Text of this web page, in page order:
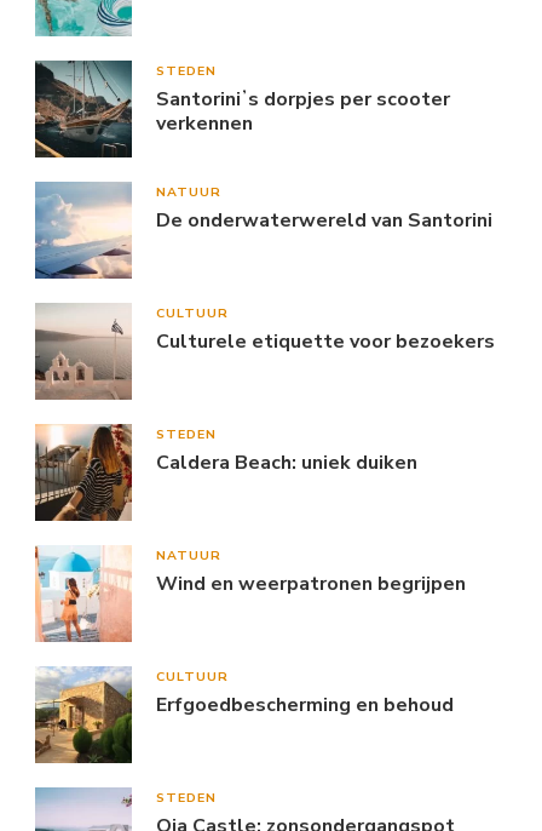
STEDEN
Santoriniʼs dorpjes per scooter
verkennen
NATUUR
De onderwaterwereld van Santorini
CULTUUR
Culturele etiquette voor bezoekers
STEDEN
Caldera Beach: uniek duiken
NATUUR
Wind en weerpatronen begrijpen
CULTUUR
Erfgoedbescherming en behoud
STEDEN